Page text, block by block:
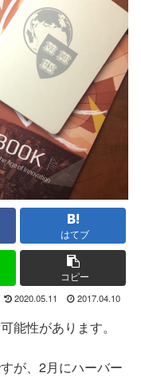
はてブ
コピー
2020.05.11 2017.04.10
能性があります。
が、2月にハーバー